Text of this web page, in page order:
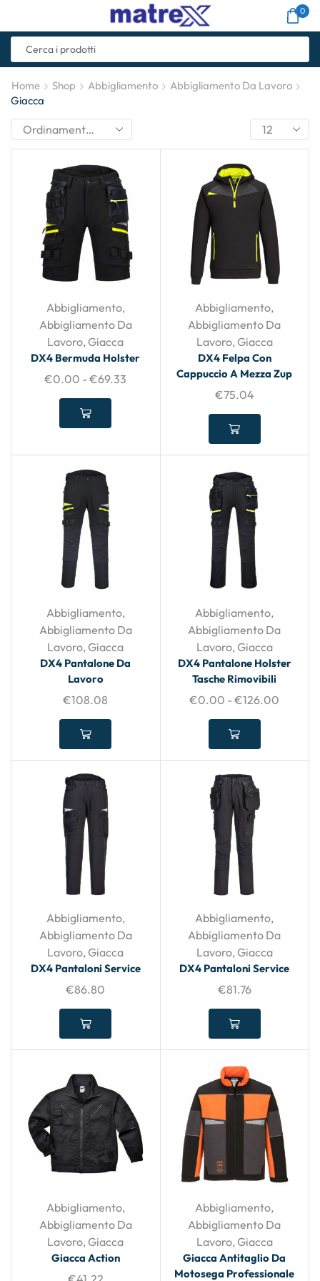
0
Home Shop Abbigliamento
Abbigliamento Da Lavoro
Giacca
Abbigliamento,
Abbigliamento Da
Lavoro,Giacca
DX4 Bermuda Holster
€0.00 -€69.33
Abbigliamento,
Abbigliamento Da
Lavoro, Giacca
DX4 Felpa Con
Cappuccio A Mezza Zup
€75.04
Abbigliamento,
Abbigliamento Da
Lavoro,Giacca
DX4 Pantalone Da
Lavoro
€108.08
Abbigliamento,
Abbigliamento Da
Lavoro,Giacca
DX4 Pantalone Holster
Tasche Rimovibili
€0.00 -€126.00
Abbigliamento,
Abbigliamento Da
Lavoro,Giacca
DX4 Pantaloni Service
€86.80
Abbigliamento,
Abbigliamento Da
Lavoro,Giacca
DX4 Pantaloni Service
€81.76
Abbigliamento,
Abbigliamento Da
Lavoro,Giacca
Giacca Action
Abbigliamento,
Abbigliamento Da
Lavoro,Giacca
Giacca Antitaglio Da
Motosega Professionale